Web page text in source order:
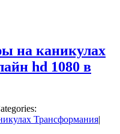
на каникулах
hd 1080 в
Трансформания|